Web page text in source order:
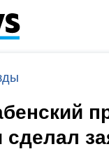
сделал